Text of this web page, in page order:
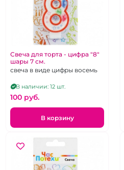
Свеча для торта - цифра "8"
шары 7 см.
свеча в виде цифры восемь
В наличии: 12 шт.
100 pуб.
В корзину